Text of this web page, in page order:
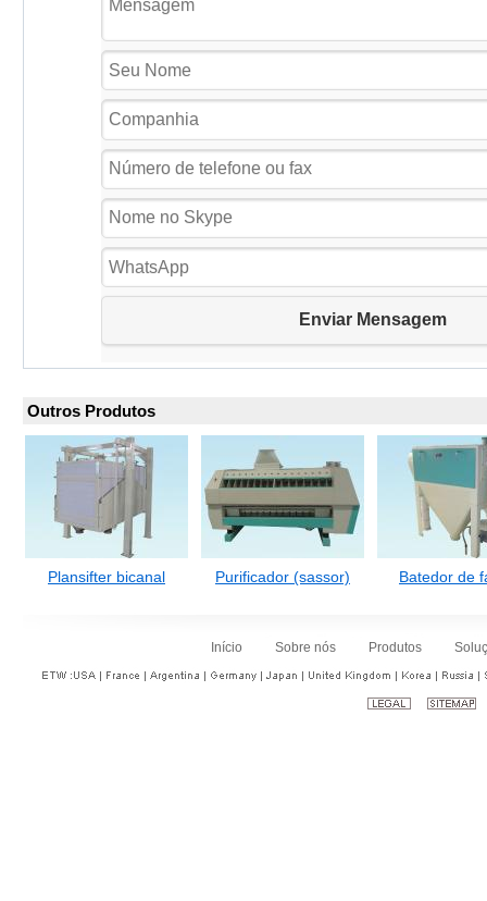
Outros Produtos
Plansifter bicanal Purificador (sassor) Batedor de
Início Sobre nós Produtos